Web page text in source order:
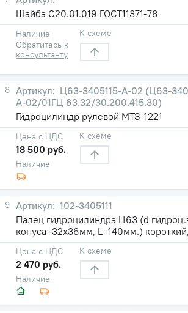
Шайба С20.01.019 ГОСТ11371-78
Наличие
Обратитесь к
консультанту
К схеме
8
Ц63-3405115-А-02 (Ц63-
А-02/01ГЦ 63.32/30.200.415.30)
Гидроцилиндр рулевой МТЗ-1221
Наличие
Цена с НДС
18 500 руб.
К схеме
9
102-3405111
Палец гидроцилиндра Ц63 (d
конуса=32х36мм, L=140мм.)
Наличие
Цена с НДС
2 470 руб.
К схеме